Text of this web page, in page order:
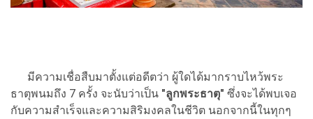
มีความเชื่อสืบมาตั้งแต่อดีตว่า ผู้ใดได้มากราบไหว้พระ
ธาตุพนมถึง 7 ครั้ง จะนับว่าเป็น "ลูกพระธาตุ" ซึ่งจะได้พบเจอ
กับความสำเร็จและความสิริมงคลในชีวิต นอกจากนี้ในทุกๆ